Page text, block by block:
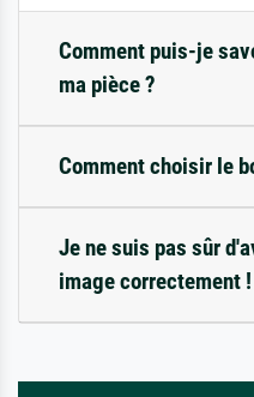
Comment puis-je
ma pièce ?
Comment choisir le
Je ne suis pas sûr
image correctement !